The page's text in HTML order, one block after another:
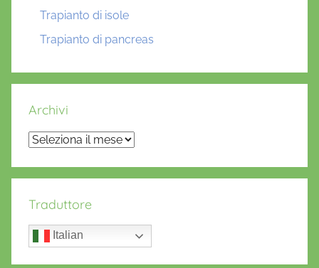
Trapianto di isole
Trapianto di pancreas
Archivi
Archivi
Traduttore
Italian